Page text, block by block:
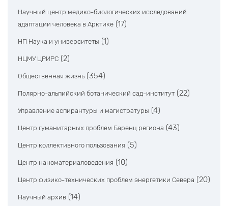
Научный центр медико-биологических исследований
адаптации человека в Арктике (17)
НП Наука и университеты (1)
НЦМУ ЦРИРС (2)
Общественная жизнь (354)
Полярно-альпийский ботанический сад-институт (22)
Управление аспирантуры и магистратуры (4)
Центр гуманитарных проблем Баренц региона (43)
Центр коллективного пользования (5)
Центр наноматериаловедения (10)
Центр физико-технических проблем энергетики Севера (20)
Научный архив (14)